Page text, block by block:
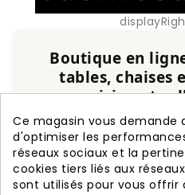
Boutique en
tables, chaises
cuisine et
Service personnalisé,
+20 ans d'expérience
Ce magasin vous demande
d'optimiser les
réseaux sociaux et la
cookies tiers liés aux
sont utilisés pour vous offrir